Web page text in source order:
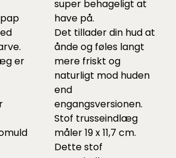
er
super behageligt at
have på.
Det tillader din hud at
ånde og føles langt
mere friskt og
naturligt mod huden
end
engangsversionen.
Stof trusseindlæg
måler 19 x 11,7 cm.
Dette stof